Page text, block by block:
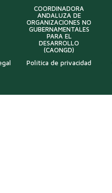
COORDINADORA
ANDALUZA DE
ORGANIZACIONES NO
GUBERNAMENTALES
PARA EL
DESARROLLO
(CAONGD)
Política de privacidad